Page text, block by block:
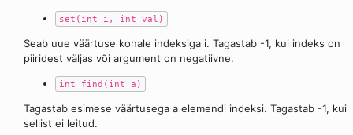
set(int i, int val)
Seab uue väärtuse kohale indeksiga i. Tagastab -1, kui indeks on
piiridest väljas või argument on negatiivne.
int find(int a)
Tagastab esimese väärtusega a elemendi indeksi. Tagastab -1, kui
sellist ei leitud.